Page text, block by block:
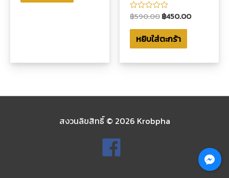
ตั้งแต่
ให้
0
ตั้งแต่
5
฿590.00฿450.00
หยิบใส่ตะกร้า
สงวนลิขสิทธิ์ © 2026 Krobpha